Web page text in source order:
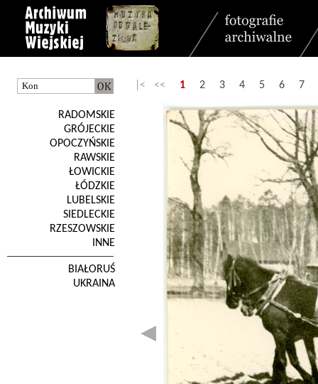
RADOMSKIE
GRÓJECKIE
OPOCZYŃSKIE
RAWSKIE
ŁOWICKIE
ŁÓDZKIE
LUBELSKIE
SIEDLECKIE
RZESZOWSKIE
INNE
BIAŁORUŚ
UKRAINA
|< << 1 2 3 4 5 6 7